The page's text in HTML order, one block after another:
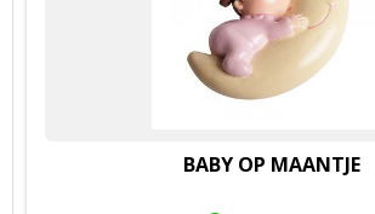
BABY OP MAANTJE